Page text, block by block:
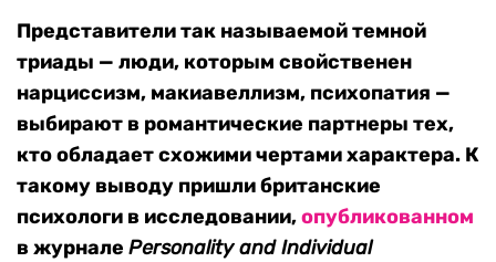
Представители так называемой темной
триады — люди, которым свойственен
нарциссизм, макиавеллизм, психопатия —
выбирают в романтические партнеры тех,
кто обладает схожими чертами характера. К
такому выводу пришли британские
психологи в исследовании,опубликованном
в журнале Personality and Individual